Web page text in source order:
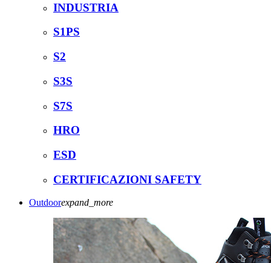
INDUSTRIA
S1PS
S2
S3S
S7S
HRO
ESD
CERTIFICAZIONI SAFETY
Outdoorexpand_more